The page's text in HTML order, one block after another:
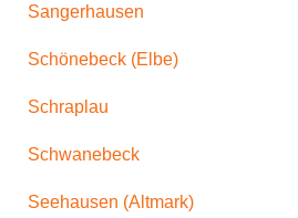
Sangerhausen
Schönebeck (Elbe)
Schraplau
Schwanebeck
Seehausen (Altmark)